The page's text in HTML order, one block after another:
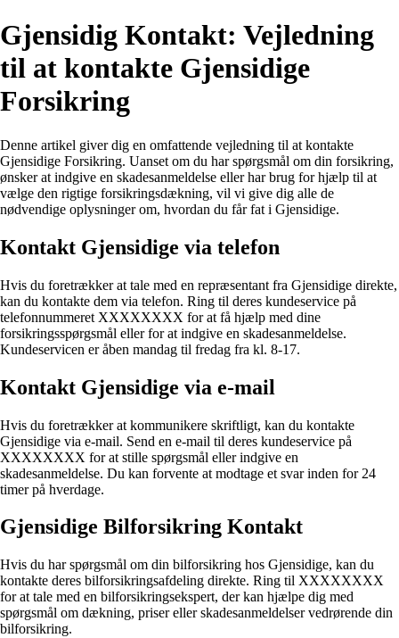
Gjensidig Kontakt: Vejledning
til at kontakte Gjensidige
Forsikring
Denne artikel giver dig en omfattende vejledning til at kontakte
Gjensidige Forsikring. Uanset om du har spørgsmål om din forsikring,
ønsker at indgive en skadesanmeldelse eller har brug for hjælp til at
vælge den rigtige forsikringsdækning, vil vi give dig alle de
nødvendige oplysninger om, hvordan du får fat i Gjensidige.
Kontakt Gjensidige via telefon
Hvis du foretrækker at tale med en repræsentant fra Gjensidige direkte,
kan du kontakte dem via telefon. Ring til deres kundeservice på
telefonnummeret XXXXXXXX for at få hjælp med dine
forsikringsspørgsmål eller for at indgive en skadesanmeldelse.
Kundeservicen er åben mandag til fredag fra kl. 8-17.
Kontakt Gjensidige via e-mail
Hvis du foretrækker at kommunikere skriftligt, kan du kontakte
Gjensidige via e-mail. Send en e-mail til deres kundeservice på
XXXXXXXX for at stille spørgsmål eller indgive en
skadesanmeldelse. Du kan forvente at modtage et svar inden for 24
timer på hverdage.
Gjensidige Bilforsikring Kontakt
Hvis du har spørgsmål om din bilforsikring hos Gjensidige, kan du
kontakte deres bilforsikringsafdeling direkte. Ring til XXXXXXXX
for at tale med en bilforsikringsekspert, der kan hjælpe dig med
spørgsmål om dækning, priser eller skadesanmeldelser vedrørende din
bilforsikring.